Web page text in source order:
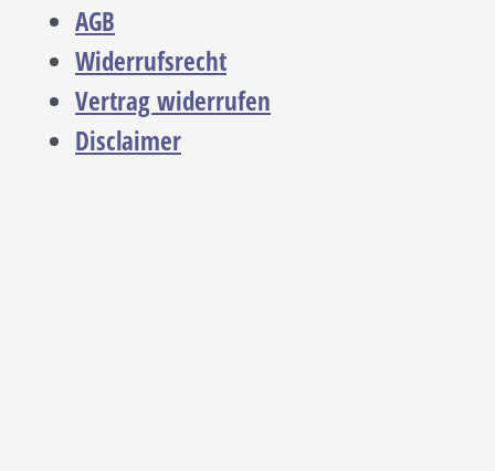
AGB
Widerrufsrecht
Vertrag widerrufen
Disclaimer